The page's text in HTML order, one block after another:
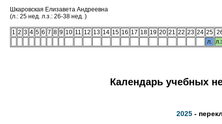
Шкаровская Елизавета Андреевна
(л.: 25 нед. л.з.: 26-38 нед. )
1 2 3 4 5 6 7 8 9 10 11 12 13 14 15 16 17 18 19 20 21 22 23 24 25
л.
Календарь учебных
2025 -